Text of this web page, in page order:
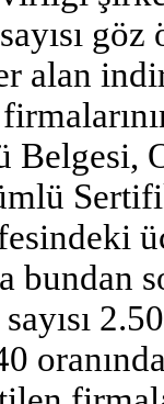
alan
Belgesi,